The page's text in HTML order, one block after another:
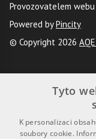
Provozovatelem
Powered byPincity
© Copyright 2026
Uživatelé
Registrace
Tyto
K personalizaci
soubory cookie.